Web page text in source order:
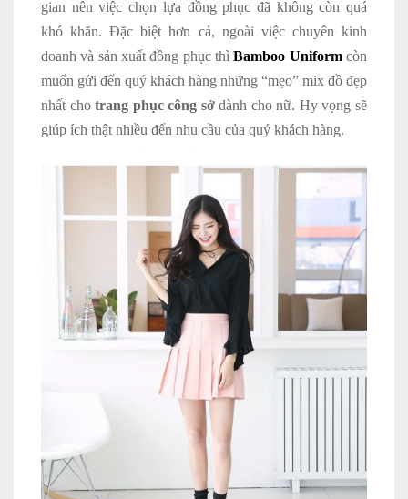
gian nên việc chọn lựa đồng phục đã không còn quá
khó khăn. Đặc biệt hơn cả, ngoài việc chuyên kinh
doanh và sản xuất đồng phục thìBamboo Uniformcòn
muốn gửi đến quý khách hàng những “mẹo” mix đồ đẹp
nhất chotrang phục công sởdành cho nữ. Hy vọng sẽ
giúp ích thật nhiều đến nhu cầu của quý khách hàng.